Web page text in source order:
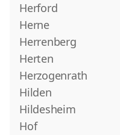
Herford
Herne
Herrenberg
Herten
Herzogenrath
Hilden
Hildesheim
Hof